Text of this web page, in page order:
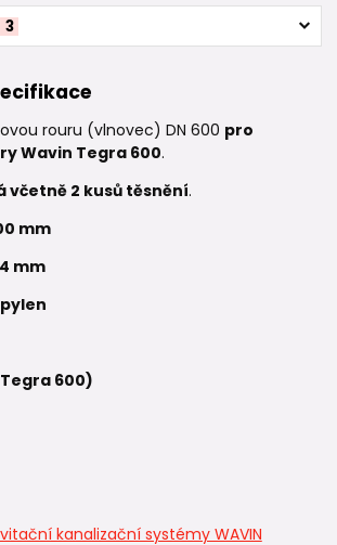
3
rouru (vlnovec) DN 600 pro
Wavin Tegra 600.
včetně 2 kusů těsnění.
mm
mm
600)
kanalizační systémy WAVIN